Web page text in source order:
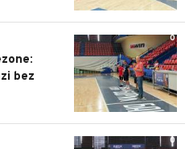
0
bez
0